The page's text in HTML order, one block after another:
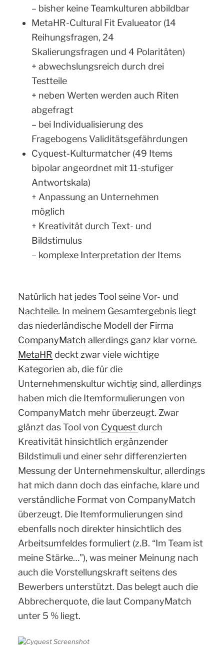
– bisher keine Teamkulturen abbildbar
MetaHR-Cultural Fit Evalueator (14
Reihungsfragen, 24
Skalierungsfragen und 4 Polaritäten)
+ abwechslungsreich durch drei
Testteile
+ neben Werten werden auch Riten
abgefragt
– bei Individualisierung des
Fragebogens Validitätsgefährdungen
Cyquest-Kulturmatcher (49 Items
bipolar angeordnet mit 11-stufiger
Antwortskala)
+ Anpassung an Unternehmen
möglich
+ Kreativität durch Text- und
Bildstimulus
– komplexe Interpretation der Items
Natürlich hat jedes Tool seine Vor- und
Nachteile. In meinem Gesamtergebnis liegt
das niederländische Modell der Firma
CompanyMatch allerdings ganz klar vorne.
MetaHR deckt zwar viele wichtige
Kategorien ab, die für die
Unternehmenskultur wichtig sind, allerdings
haben mich die Itemformulierungen von
CompanyMatch mehr überzeugt. Zwar
glänzt das Tool von Cyquestdurch
Kreativität hinsichtlich ergänzender
Bildstimuli und einer sehr differenzierten
Messung der Unternehmenskultur, allerdings
hat mich dann doch das einfache, klare und
verständliche Format von CompanyMatch
überzeugt. Die Itemformulierungen sind
ebenfalls noch direkter hinsichtlich des
Arbeitsumfeldes formuliert (z.B. “Im Team ist
meine Stärke…”), was meiner Meinung nach
auch die Vorstellungskraft seitens des
Bewerbers unterstützt. Das belegt auch die
Abbrecherquote, die laut CompanyMatch
unter 5 % liegt.